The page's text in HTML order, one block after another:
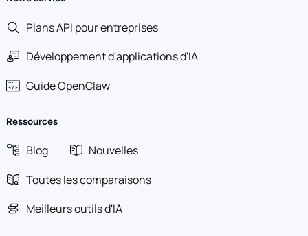
Plans API pour entreprises
Développement d'applications d'IA
Guide OpenClaw
Ressources
Blog
Nouvelles
Toutes les comparaisons
Meilleurs outils d'IA